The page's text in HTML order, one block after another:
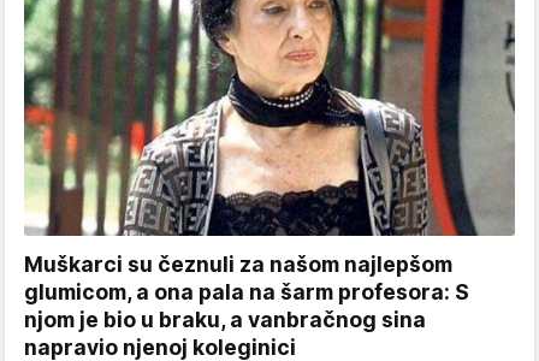
Muškarci su čeznuli za našom najlepšom
glumicom, a ona pala na šarm profesora: S
njom je bio u braku, a vanbračnog sina
napravio njenoj koleginici